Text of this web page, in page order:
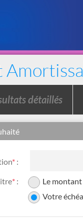
détaillés:
car
*:
*:
Le
Votre